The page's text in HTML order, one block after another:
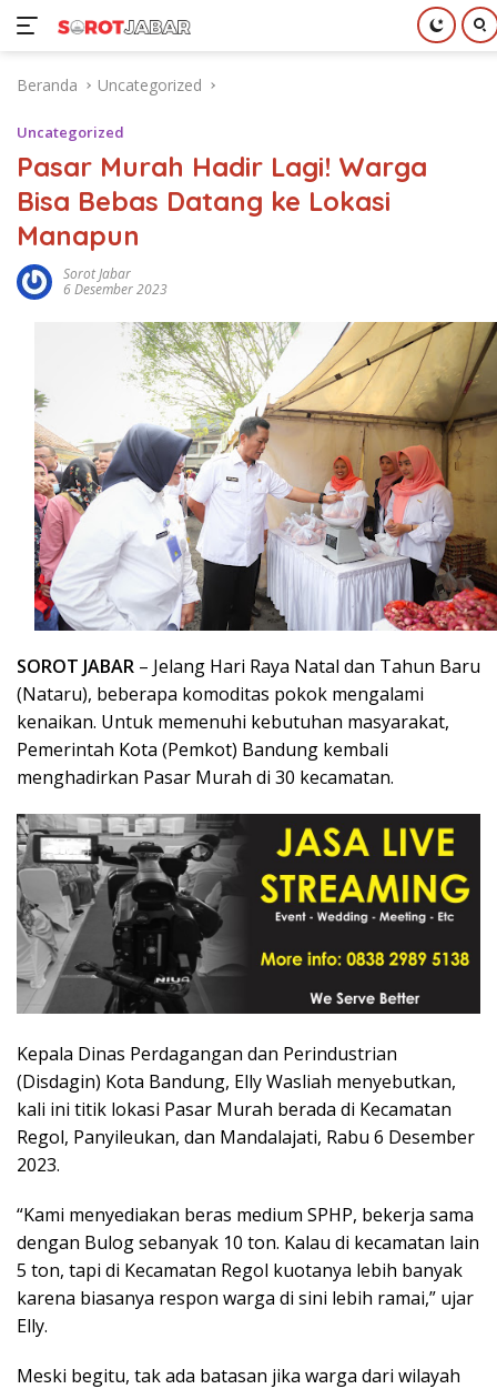
Beranda Uncategorized
Uncategorized
Pasar Murah Hadir Lagi! Warga
Bisa Bebas Datang ke Lokasi
Manapun
Sorot Jabar
6 Desember 2023
SOROT JABAR – Jelang Hari Raya Natal dan Tahun Baru
(Nataru), beberapa komoditas pokok mengalami
kenaikan. Untuk memenuhi kebutuhan masyarakat,
Pemerintah Kota (Pemkot) Bandung kembali
menghadirkan Pasar Murah di 30 kecamatan.
Kepala Dinas Perdagangan dan Perindustrian
(Disdagin) Kota Bandung, Elly Wasliah menyebutkan,
kali ini titik lokasi Pasar Murah berada di Kecamatan
Regol, Panyileukan, dan Mandalajati, Rabu 6 Desember
2023.
“Kami menyediakan beras medium SPHP, bekerja sama
dengan Bulog sebanyak 10 ton. Kalau di kecamatan lain
5 ton, tapi di Kecamatan Regol kuotanya lebih banyak
karena biasanya respon warga di sini lebih ramai,” ujar
Elly.
Meski begitu, tak ada batasan jika warga dari wilayah